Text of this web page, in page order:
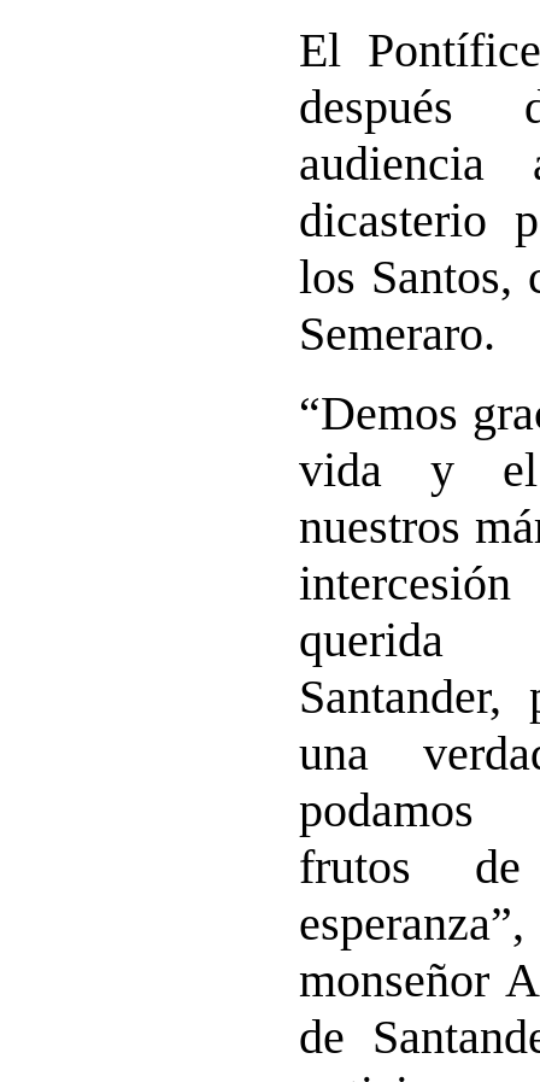
El
dicasterio
los Santos,
Semeraro.
“Demos
vida y el
nuestros
querida
Santander,
una
podamos
frutos
monseñor
de